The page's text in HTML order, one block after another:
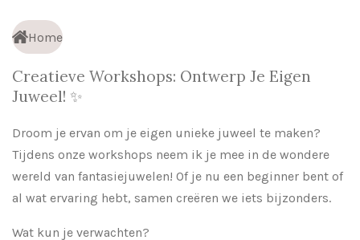
Home
Creatieve Workshops: Ontwerp Je Eigen
Juweel! ✨
Droom je ervan om je eigen unieke juweel te maken?
Tijdens onze workshops neem ik je mee in de wondere
wereld van fantasiejuwelen! Of je nu een beginner bent of
al wat ervaring hebt, samen creëren we iets bijzonders.
Wat kun je verwachten?